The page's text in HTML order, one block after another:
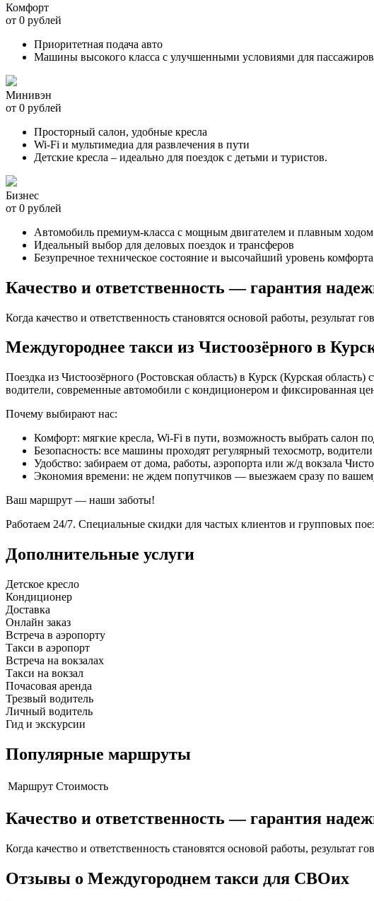
Комфорт
от 0 рублей
Приоритетная подача авто
Машины высокого класса с улучшенными условиями для
Минивэн
от 0 рублей
Просторный салон, удобные кресла
Wi-Fi и мультимедиа для развлечения в пути
Детские кресла – идеально для поездок с детьми и туристов.
Бизнес
от 0 рублей
Автомобиль премиум-класса с мощным двигателем и плавным ходом
Идеальный выбор для деловых поездок и трансферов
Безупречное техническое состояние и высочайший уровень комфорта
Качество и ответственность — гарантия
Когда качество и ответственность становятся основой работы,
Междугороднее такси из Чистоозёрного в
Поездка из Чистоозёрного (Ростовская область) в Курск (Курская
водители, современные автомобили с кондиционером и фиксированная
Почему выбирают нас:
Комфорт: мягкие кресла, Wi-Fi в пути, возможность выбрать салон
Безопасность: все машины проходят регулярный техосмотр,
Удобство: забираем от дома, работы, аэропорта или ж/д вокзала
Экономия времени: не ждем попутчиков — выезжаем сразу по
Ваш маршрут — наши заботы!
Работаем 24/7. Специальные скидки для частых клиентов и групповых
Дополнительные услуги
Детское кресло
Кондиционер
Доставка
Онлайн заказ
Встреча в аэропорту
Такси в аэропорт
Встреча на вокзалах
Такси на вокзал
Почасовая аренда
Трезвый водитель
Личный водитель
Гид и экскурсии
Популярные маршруты
Маршрут Стоимость
Качество и ответственность — гарантия
Когда качество и ответственность становятся основой работы,
Отзывы о Междугороднем такси для СВОих